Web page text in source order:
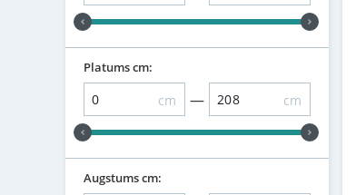
Platums cm:
cm — cm
Augstums cm: